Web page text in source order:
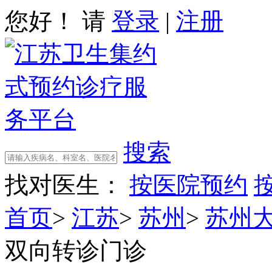
您好！ 请 登录 | 注册
搜索
找对医生：
按医院预约
首页> 江苏> 苏州 > 苏州
双向转诊门诊